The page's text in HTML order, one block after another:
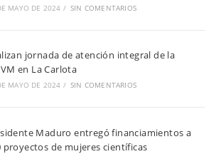
MAYO DE 2024 / SIN COMENTARIOS
jornada de atención integral de la
en La Carlota
MAYO DE 2024 / SIN COMENTARIOS
Maduro entregó financiamientos a
proyectos de mujeres científicas